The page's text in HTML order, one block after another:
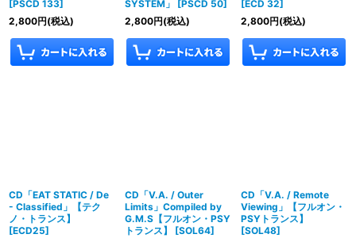
[PSCD 133]
2,800円(税込)
SYSTEM」
[PSCD 50]
2,800円(税込)
[ECD 32]
2,800円(税込)
CD「EAT STATIC / De
- Classified」【テク
ノ・トランス】
[ECD25]
CD「V.A. / Outer
Limits」Compiled by
G.M.S【フルオン・PSY
トランス】
[SOL64]
CD「V.A. / Remote
Viewing」【フルオン・
PSYトランス】
[SOL48]